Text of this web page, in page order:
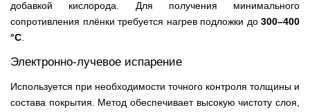
добавкой кислорода. Для получения минимального
сопротивления плёнки требуется нагрев подложки до 300–400
°C
Электронно-лучевое испарение
Используется при необходимости точного контроля толщины и
состава покрытия. Метод обеспечивает высокую чистоту слоя,